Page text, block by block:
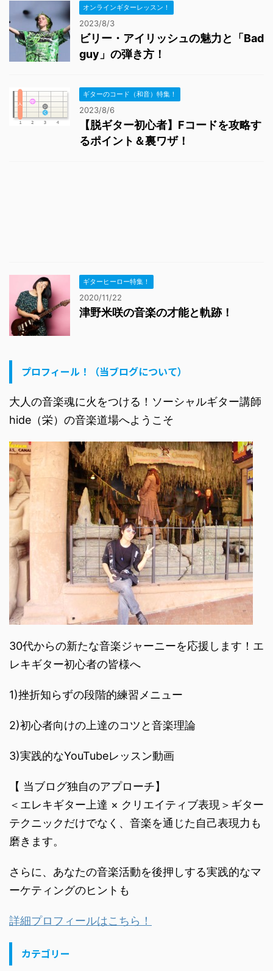
オンラインギターレッスン！
2023/8/3
ビリー・アイリッシュの魅力と「Bad
guy」の弾き方！
ギターのコード（和音）特集！
2023/8/6
【脱ギター初心者】Fコードを攻略す
るポイント＆裏ワザ！
ギターヒーロー特集！
2020/11/22
津野米咲の音楽の才能と軌跡！
プロフィール！（当ブログについて）
大人の音楽魂に火をつける！ソーシャルギター講師
hide（栄）の音楽道場へようこそ
30代からの新たな音楽ジャーニーを応援します！エ
レキギター初心者の皆様へ
1)挫折知らずの段階的練習メニュー
2)初心者向けの上達のコツと音楽理論
3)実践的なYouTubeレッスン動画
【 当ブログ独自のアプローチ】
＜エレキギター上達 × クリエイティブ表現＞ギター
テクニックだけでなく、音楽を通じた自己表現力も
磨きます。
さらに、あなたの音楽活動を後押しする実践的なマ
ーケティングのヒントも
詳細プロフィールはこちら！
カテゴリー